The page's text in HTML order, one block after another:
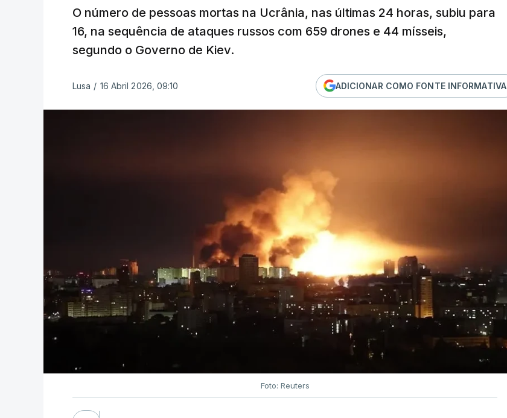
O número de pessoas mortas na Ucrânia, nas últimas 24 horas, subiu para
16, na sequência de ataques russos com 659 drones e 44 mísseis,
segundo o Governo de Kiev.
Lusa / 16 Abril 2026, 09:10 ADICIONAR COMO FONTE INFORMATIVA
Foto: Reuters